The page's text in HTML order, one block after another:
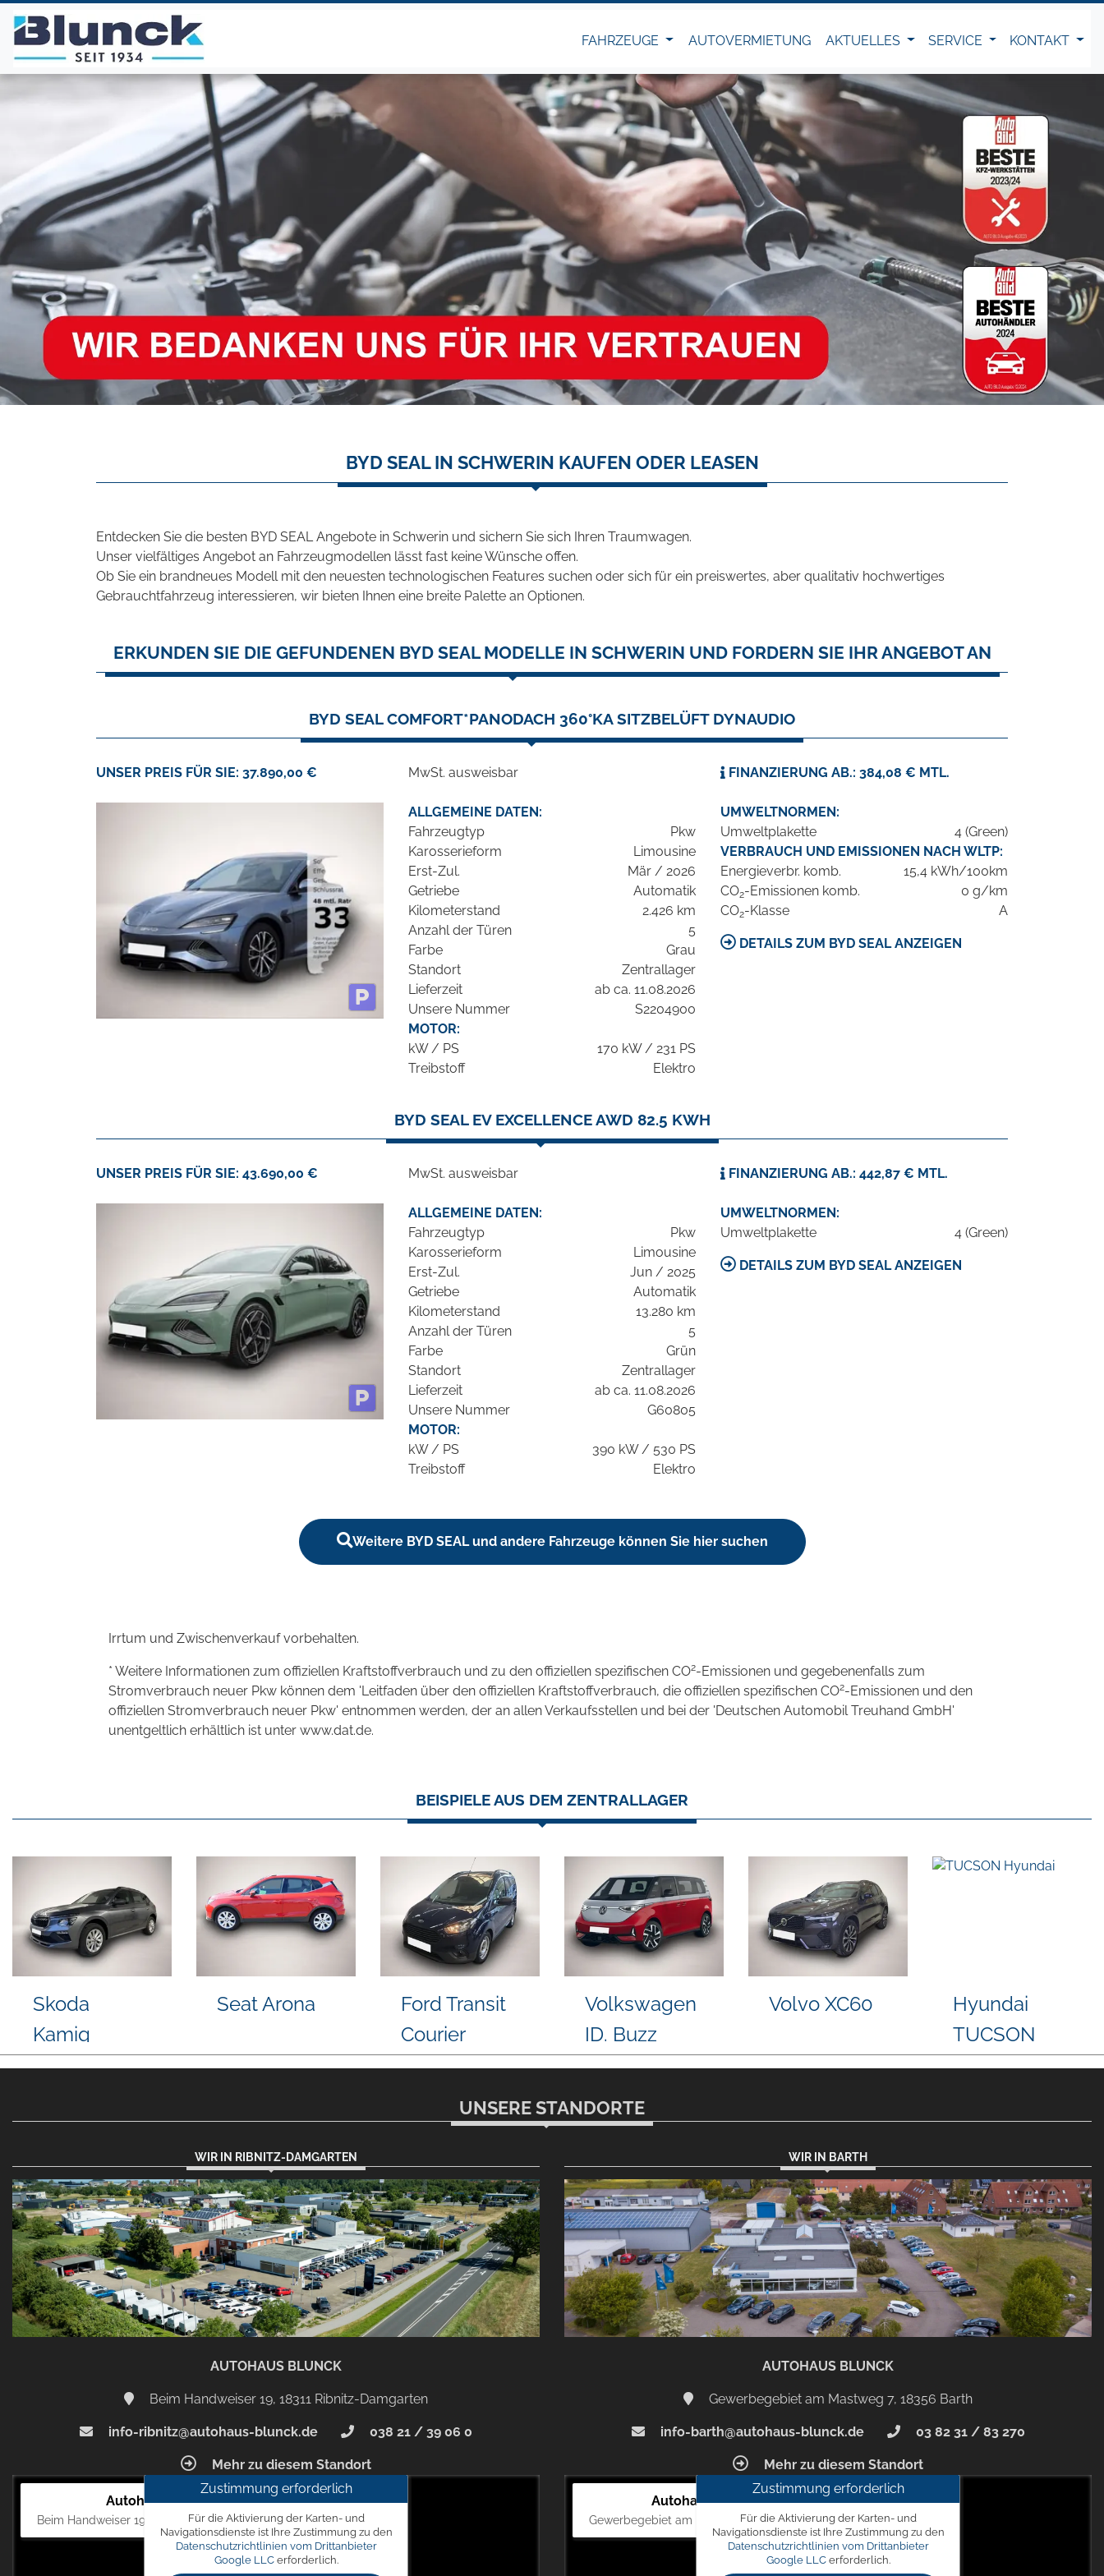
FAHRZEUGE AUTOVERMIETUNG AKTUELLES SERVICE KONTAKT
BYD SEAL IN SCHWERIN KAUFEN ODER LEASEN
Entdecken Sie die besten BYD SEAL Angebote in Schwerin und sichern Sie sich Ihren Traumwagen.
Unser vielfältiges Angebot an Fahrzeugmodellen lässt fast keine Wünsche offen.
Ob Sie ein brandneues Modell mit den neuesten technologischen Features suchen oder sich für ein preiswertes, aber qualitativ hochwertiges
Gebrauchtfahrzeug interessieren, wir bieten Ihnen eine breite Palette an Optionen.
ERKUNDEN SIE DIE GEFUNDENEN BYD SEAL MODELLE IN SCHWERIN UND FORDERN SIE IHR ANGEBOT AN
BYD SEAL COMFORT*PANODACH 360°KA SITZBELÜFT DYNAUDIO
UNSER PREIS FÜR SIE: 37.890,00 € MwSt. ausweisbar FINANZIERUNG AB.: 384,08 € MTL.
ALLGEMEINE DATEN:
Fahrzeugtyp
Pkw
Karosserieform
Limousine
Erst-Zul.
Mär / 2026
Getriebe
Automatik
Kilometerstand
2.426 km
Anzahl der Türen
5
Farbe
Grau
Standort
Zentrallager
Lieferzeit
ab ca. 11.08.2026
Unsere Nummer
S2204900
MOTOR:
kW / PS
170 kW / 231 PS
Treibstoff
Elektro
UMWELTNORMEN:
Umweltplakette
4 (Green)
VERBRAUCH UND EMISSIONEN NACH WLTP:
Energieverbr. komb.
15,4 kWh/100km
CO2-Emissionen komb.
0 g/km
CO2-Klasse A
DETAILS ZUM BYD SEAL ANZEIGEN
BYD SEAL EV EXCELLENCE AWD 82.5 KWH
UNSER PREIS FÜR SIE: 43.690,00 € MwSt. ausweisbar FINANZIERUNG AB.: 442,87 € MTL.
ALLGEMEINE DATEN:
Fahrzeugtyp
Pkw
Karosserieform
Limousine
Erst-Zul.
Jun / 2025
Getriebe
Automatik
Kilometerstand
13.280 km
Anzahl der Türen
5
Farbe
Grün
Standort
Zentrallager
Lieferzeit
ab ca. 11.08.2026
Unsere Nummer
G60805
MOTOR:
kW / PS
390 kW / 530 PS
Treibstoff
Elektro
UMWELTNORMEN:
Umweltplakette
4 (Green)
DETAILS ZUM BYD SEAL ANZEIGEN
Weitere BYD SEAL und andere Fahrzeuge können Sie hier suchen
Irrtum und Zwischenverkauf vorbehalten.
* Weitere Informationen zum offiziellen Kraftstoffverbrauch und zu den offiziellen spezifischen CO2-Emissionen und gegebenenfalls zum
Stromverbrauch neuer Pkw können dem 'Leitfaden über den offiziellen Kraftstoffverbrauch, die offiziellen spezifischen CO2-Emissionen und den
offiziellen Stromverbrauch neuer Pkw' entnommen werden, der an allen Verkaufsstellen und bei der 'Deutschen Automobil Treuhand GmbH'
unentgeltlich erhältlich ist unter www.dat.de.
BEISPIELE AUS DEM ZENTRALLAGER
Hyundai
KONA
Ford Kuga
Skoda
Kodiaq
Volkswagen
Golf
Volkswagen
Volkswagen
Golf
UNSERE STANDORTE
WIR IN RIBNITZ-DAMGARTEN
AUTOHAUS BLUNCK
Beim Handweiser 19, 18311 Ribnitz-Damgarten
info-ribnitz@autohaus-blunck.de 038 21 / 39 06 0
Mehr zu diesem Standort
Autohaus Blunck
Beim Handweiser 19, 18311 Ribnitz-Damgarten
Zustimmung erforderlich
Für die Aktivierung der Karten- und
Navigationsdienste ist Ihre Zustimmung zu den
Datenschutzrichtlinien vom Drittanbieter
Google LLCerforderlich.
WIR IN BARTH
AUTOHAUS BLUNCK
Gewerbegebiet am Mastweg 7, 18356 Barth
info-barth@autohaus-blunck.de 03 82 31 / 83 270
Mehr zu diesem Standort
Autohaus Blunck
Gewerbegebiet am Mastweg 7, 18356 Barth
Zustimmung erforderlich
Für die Aktivierung der Karten- und
Navigationsdienste ist Ihre Zustimmung zu den
Datenschutzrichtlinien vom Drittanbieter
Google LLCerforderlich.